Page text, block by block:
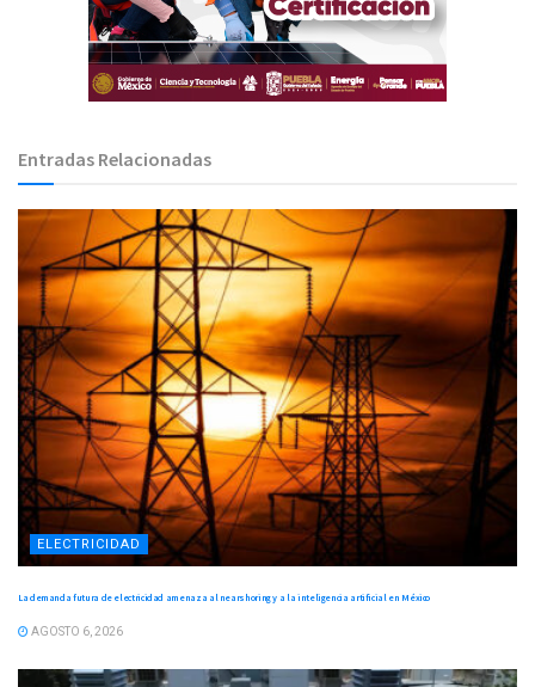
Entradas Relacionadas
ELECTRICIDAD
La demanda futura de electricidad amenaza al nearshoring y a la inteligencia artificial en México
AGOSTO 6, 2026